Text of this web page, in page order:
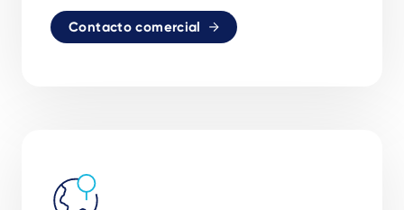
Contacto comercial